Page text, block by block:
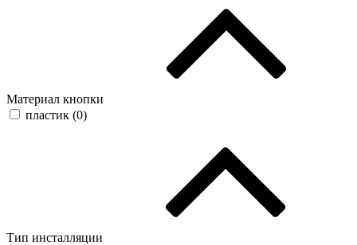
Материал кнопки
пластик (0)
Тип инсталляции